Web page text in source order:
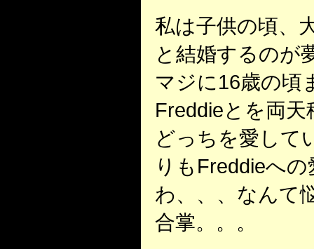
私は子供の頃、
と結婚するのが
マジに16歳の頃
Freddieとを両
どっちを愛して
りもFreddieへ
わ、、、なんて
合掌。。。